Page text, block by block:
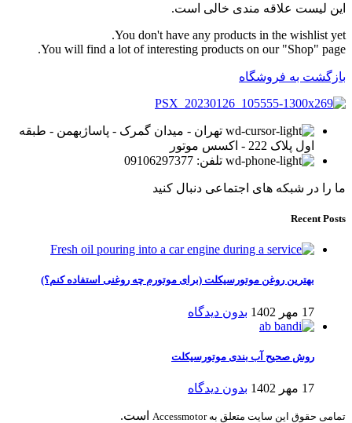
این لیست علاقه مندی خالی است.
You don't have any products in the wishlist yet.
You will find a lot of interesting products on our "Shop" page.
بازگشت به فروشگاه
تهران - میدان گمرک - پاساژبهمن - طبقه
اول پلاک 222 - اکسس موتور
تلفن: 09106297377
ما را در شبکه های اجتماعی دنبال کنید
Recent Posts
بهترین روغن موتورسیکلت (برای موتورم چه روغنی استفاده کنم؟)
17 مهر 1402 بدون دیدگاه
روش صحیح آب بندی موتورسیکلت
17 مهر 1402 بدون دیدگاه
تمامی حقوق این سایت متعلق به Accessmotor است.